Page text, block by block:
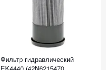
Фильтр гидравлический
EK4440 (42N6215470,